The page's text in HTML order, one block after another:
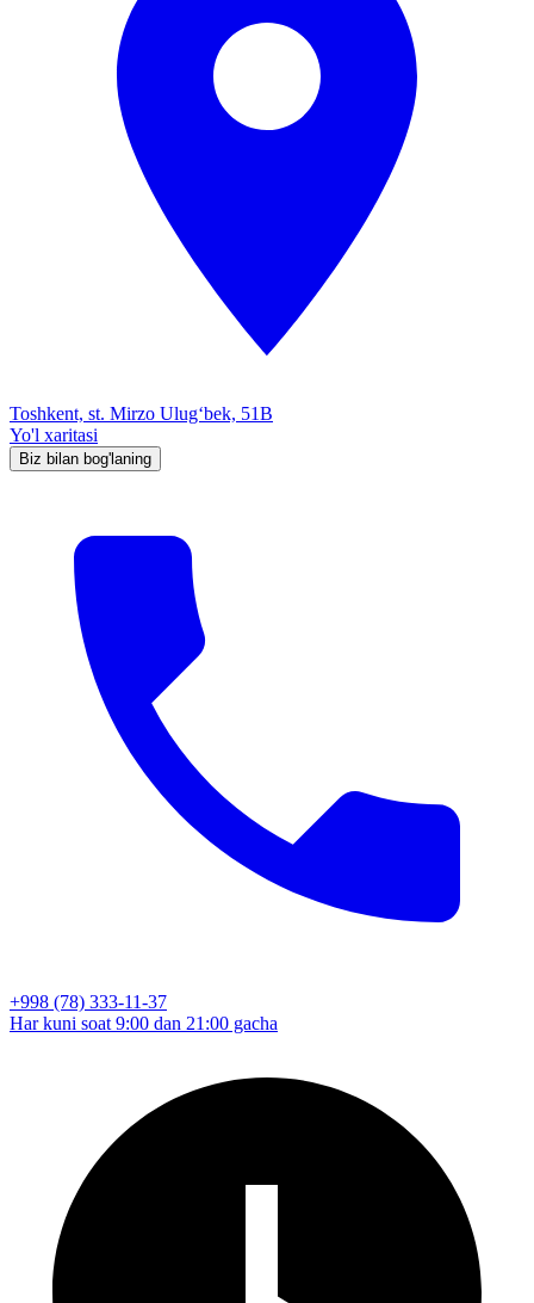
Toshkent, st. Mirzo Ulug‘bek, 51B
Yo'l xaritasi
Biz bilan bog'laning
+998 (78) 333-11-37
Har kuni soat 9:00 dan 21:00 gacha